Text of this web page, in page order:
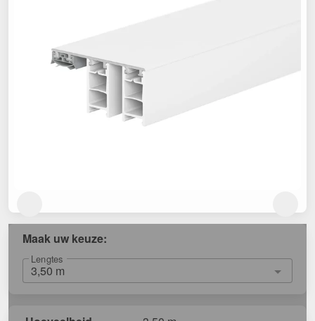
Maak uw keuze:
Lengtes